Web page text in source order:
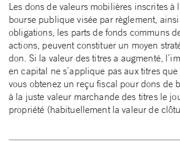
Les dons de valeurs mobilières inscrites à
bourse publique visée par règlement,
obligations, les parts de fonds communs
actions, peuvent constituer un moyen
don. Si la valeur des titres a augmenté,
en capital ne s’applique pas aux titres
vous obtenez un reçu fiscal pour dons de
à la juste valeur marchande des titres le
propriété (habituellement la valeur de